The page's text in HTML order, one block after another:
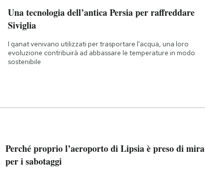
Una tecnologia dell’antica Persia per raffreddare
Siviglia
I qanat venivano utilizzati per trasportare l'acqua, una loro
evoluzione contribuirà ad abbassare le temperature in modo
sostenibile
Perché proprio l’aeroporto di Lipsia è preso di mira
per i sabotaggi